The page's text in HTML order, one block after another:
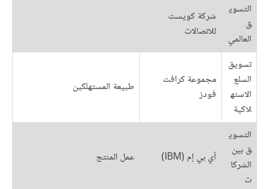
التسوي
ق
العالمي
شركة كويست
للاتصالات
تسويق
السلع
الاسته
لاكية
مجموعة كرافت
فودز
طبيعة المستهلكين
التسوي
ق بين
الشركا
ت
آي بي إم (IBM) عمل المنتج